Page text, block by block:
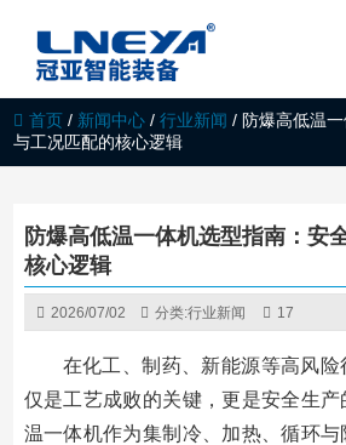
首页 / 新闻中心 /行业新闻 / 防爆高低温一
与工况匹配的核心逻辑
防爆高低温一体机选型指南：安
核心逻辑
2026/07/02 分类:行业新闻 17
在化工、制药、新能源等高风
仅是工艺成败的关键，更是安全生
温一体机作为集制冷、加热、循环